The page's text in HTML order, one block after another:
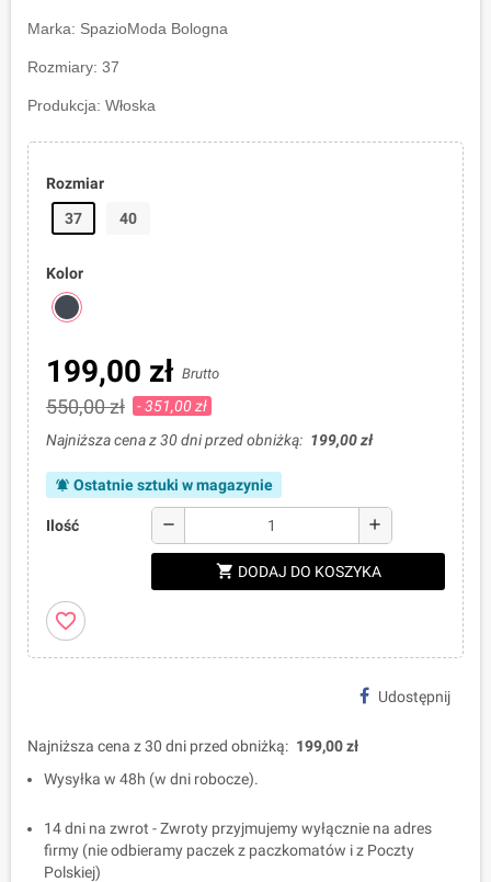
Marka: SpazioModa Bologna
Rozmiary: 37
Produkcja: Włoska
Rozmiar
37
40
Kolor
199,00 zł Brutto
550,00 zł
- 351,00 zł
Najniższa cena z 30 dni przed obniżką: 199,00 zł
notifications_active Ostatnie sztuki w magazynie
Ilość remove add
shopping_cart DODAJ DO KOSZYKA
favorite_border
Udostępnij
Najniższa cena z 30 dni przed obniżką: 199,00 zł
Wysyłka w 48h (w dni robocze).
14 dni na zwrot - Zwroty przyjmujemy wyłącznie na adres
firmy (nie odbieramy paczek z paczkomatów i z Poczty
Polskiej)